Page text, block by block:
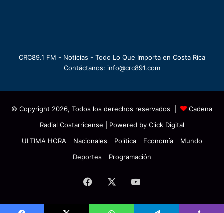
CRC89.1 FM - Noticias - Todo Lo Que Importa en Costa Rica
Contáctanos: info@crc891.com
© Copyright 2026, Todos los derechos reservados |
Cadena
Radial Costarricense | Powered by Click Digital
ULTIMA HORA
Nacionales Política Economía
Mundo
Deportes
Programación
Facebook YouTube